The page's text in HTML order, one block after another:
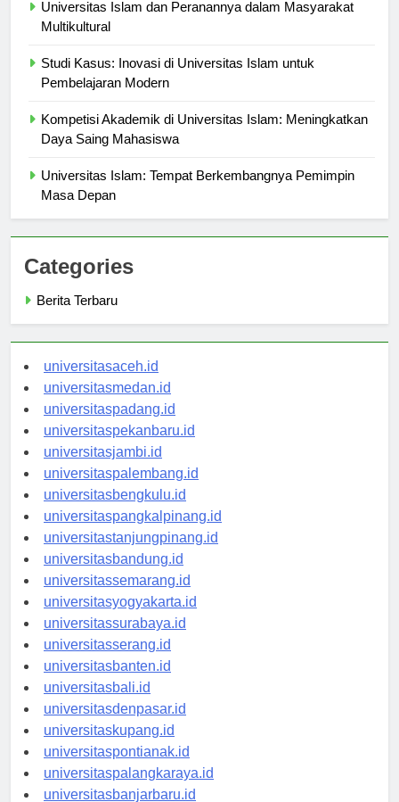
Universitas Islam dan Peranannya dalam Masyarakat
Studi Kasus: Inovasi di Universitas Islam untuk
Kompetisi Akademik di Universitas Islam: Meningkatkan
Universitas Islam: Tempat Berkembangnya Pemimpin
Categories
universitasaceh.id
universitasmedan.id
universitaspadang.id
universitaspekanbaru.id
universitasjambi.id
universitaspalembang.id
universitasbengkulu.id
universitaspangkalpinang.id
universitastanjungpinang.id
universitasbandung.id
universitassemarang.id
universitasyogyakarta.id
universitassurabaya.id
universitasserang.id
universitasbanten.id
universitasbali.id
universitasdenpasar.id
universitaskupang.id
universitaspontianak.id
universitaspalangkaraya.id